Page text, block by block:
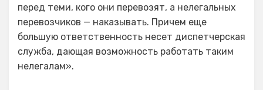
перед теми, кого они перевозят, а нелегальных
перевозчиков — наказывать. Причем еще
большую ответственность несет диспетчерская
служба, дающая возможность работать таким
нелегалам».